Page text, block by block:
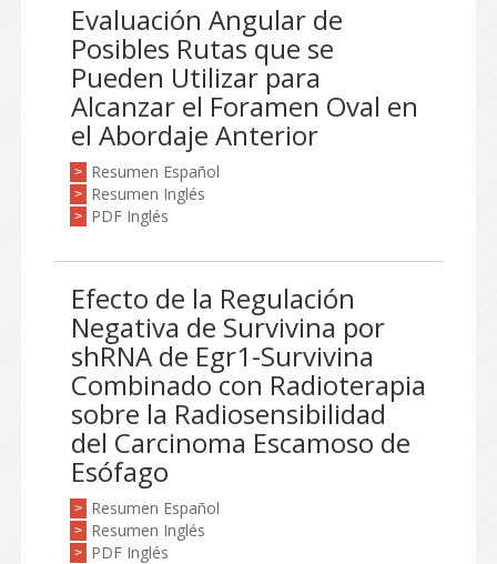
Evaluación Angular de
Posibles Rutas que se
Pueden Utilizar para
Alcanzar el Foramen Oval en
el Abordaje Anterior
> Resumen Español
> Resumen Inglés
> PDF Inglés
Efecto de la Regulación
Negativa de Survivina por
shRNA de Egr1-Survivina
Combinado con Radioterapia
sobre la Radiosensibilidad
del Carcinoma Escamoso de
Esófago
> Resumen Español
> Resumen Inglés
> PDF Inglés